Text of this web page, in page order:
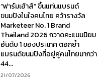
“ฟาร์มเฮ้าส์” ขึ้นแท่นแบรนด์
ขนมปังในใจคนไทย คว้ารางวัล
Marketeer No. 1 Brand
Thailand 2026 กวาดคะแนนนิยม
อันดับ 1 ของประเทศ ตอกย้ำ
แบรนด์ขนมปังที่อยู่คู่คนไทยมากว่า
44...
21/07/2026